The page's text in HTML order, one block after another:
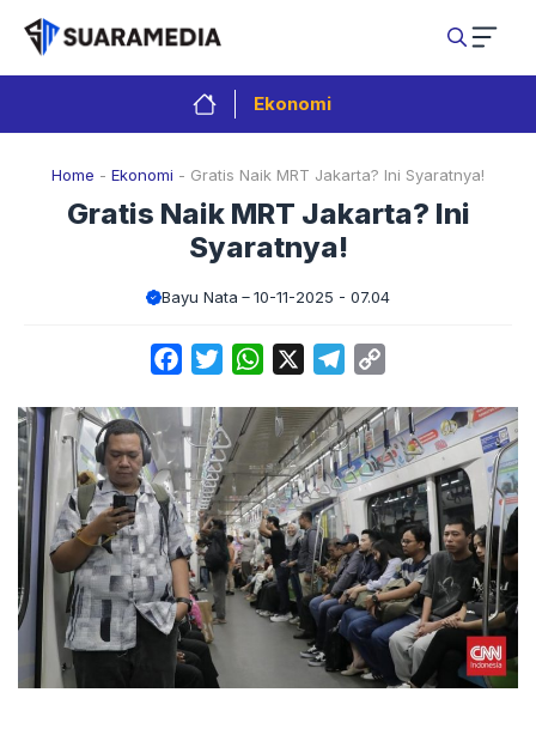
Langsung
isi
Ekonomi
Home - Ekonomi - Gratis Naik MRT Jakarta? Ini Syaratnya!
Gratis Naik MRT Jakarta? Ini
Syaratnya!
Bayu Nata 10-11-2025 - 07.04
FacebookTwitterWhatsApp Telegram